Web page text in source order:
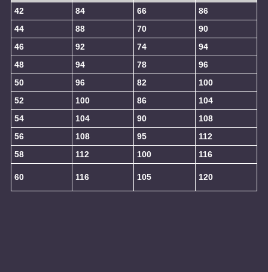
42
84 66
86
44
88 70
90
46
92 74
94
48
94 78
96
50
96 82
100
52
100 86
104
54
104 90
108
56
108 95
112
58
112 100 116
60 116 105 120